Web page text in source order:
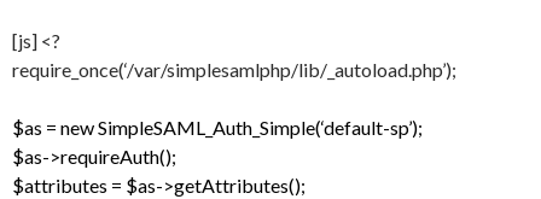
[js] <?
require_once(‘/var/simplesamlphp/lib/_autoload.php’);
$as = new SimpleSAML_Auth_Simple(‘default-sp’);
$as->requireAuth();
$attributes = $as->getAttributes();